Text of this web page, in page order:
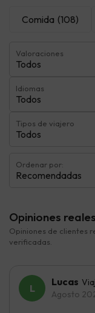
Comida (108)
Valoraciones
Todos
Idiomas
Todos
Tipos de viajero
Todos
Ordenar por:
Recomendadas
Opiniones reales
Opiniones de clientes
verificadas.
Lucas
Agosto